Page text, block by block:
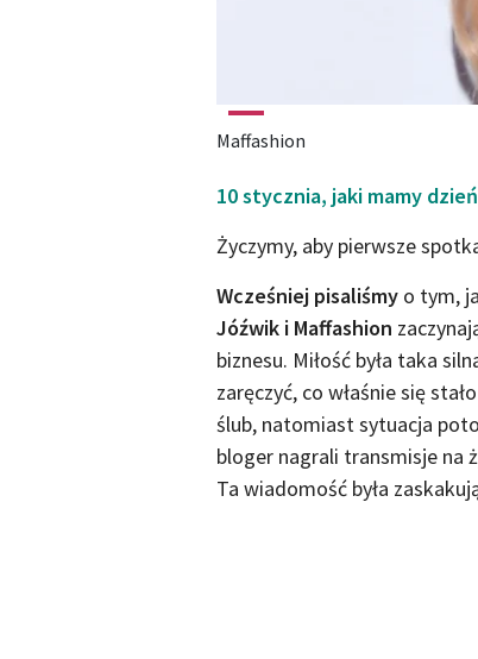
Maffashion
10 stycznia, jaki mamy
Życzymy, aby pierwsze
Wcześniej pisaliśmy o tym,
Jóźwik i Maffashion
biznesu. Miłość była taka
zaręczyć, co właśnie się
ślub, natomiast sytuacja
bloger nagrali transmisje na
Ta wiadomość była